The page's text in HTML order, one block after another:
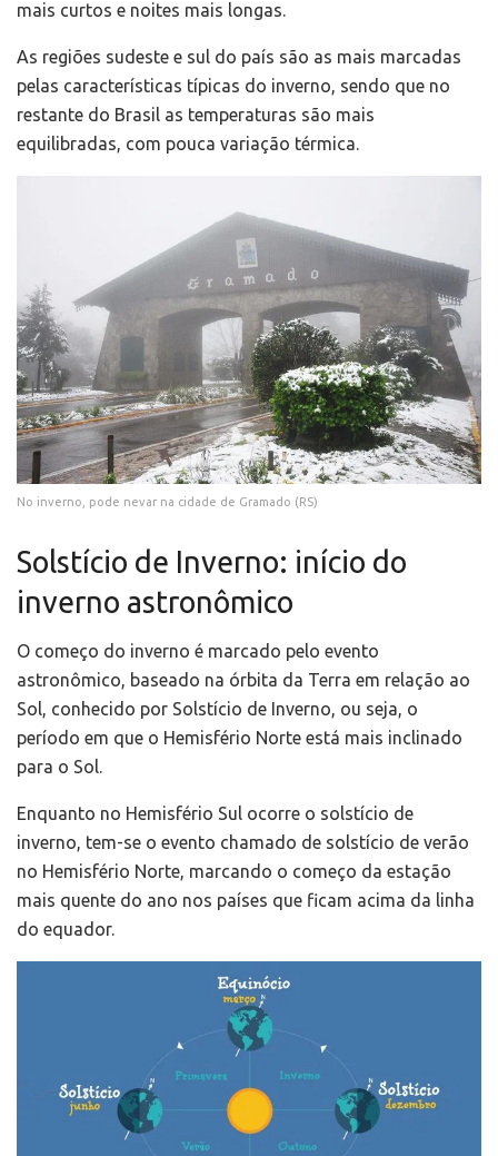
mais curtos e noites mais longas.
As regiões sudeste e sul do país são as mais marcadas
pelas características típicas do inverno, sendo que no
restante do Brasil as temperaturas são mais
equilibradas, com pouca variação térmica.
No inverno, pode nevar na cidade de Gramado (RS)
Solstício de Inverno: início do
inverno astronômico
O começo do inverno é marcado pelo evento
astronômico, baseado na órbita da Terra em relação ao
Sol, conhecido por Solstício de Inverno, ou seja, o
período em que o Hemisfério Norte está mais inclinado
para o Sol.
Enquanto no Hemisfério Sul ocorre o solstício de
inverno, tem-se o evento chamado de solstício de verão
no Hemisfério Norte, marcando o começo da estação
mais quente do ano nos países que ficam acima da linha
do equador.